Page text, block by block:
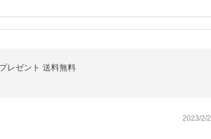
レゼント 送料無料
2023/2/2